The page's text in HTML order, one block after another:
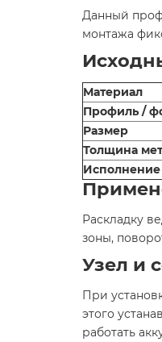
Данный
монтажа
Материал
Профиль /
Размер
Толщина
Исполнение
Раскладку
зоны,
Узел и
При
этого
работать